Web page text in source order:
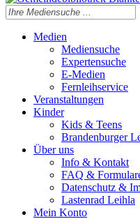
Medien
Mediensuche
Expertensuche
E-Medien
Fernleihservice
Veranstaltungen
Kinder
Kids & Teens
Brandenburger
Über uns
Info & Kontakt
FAQ &
Datenschutz &
Lastenrad Leihla
Mein Konto